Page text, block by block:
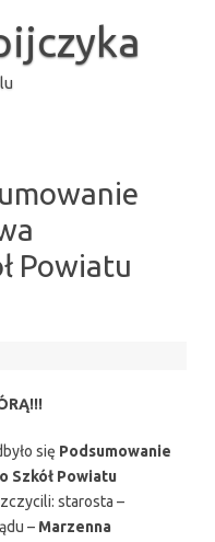
Powiatu
się Podsumowanie
Szkół Powiatu
starosta –
– Marzenna